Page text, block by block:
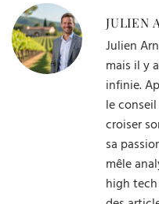
JULIEN
Julien
mais il y
infinie.
le
croiser
sa
mêle
high